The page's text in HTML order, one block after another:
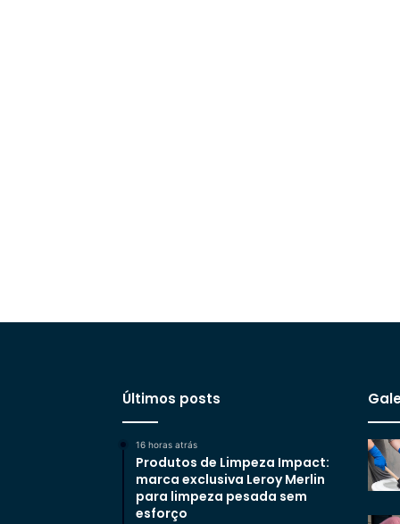
Últimos posts
16 horas atrás
Produtos de Limpeza Impact:
marca exclusiva Leroy Merlin
para limpeza pesada sem
esforço